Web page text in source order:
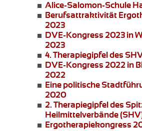
Alice-Salomon-Schule
Berufsattraktivität
2023
DVE-Kongress 2023 in
2023
4. Therapiegipfeldes
DVE-Kongress 2022 in
2022
Eine politische
2020
2. Therapiegipfel des
Heilmittelverbände
Ergotherapiekongress